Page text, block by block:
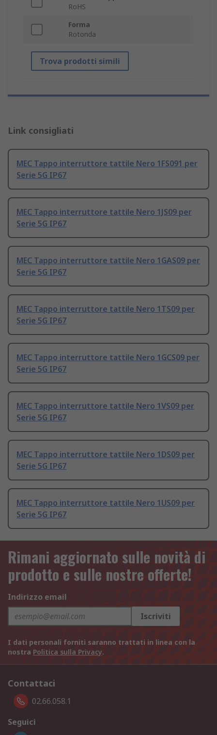
RoHS
Forma
Rotonda
Trova prodotti simili
Link consigliati
MEC Tappo interruttore tattile Nero 1FS091 per
Serie 5G IP67
MEC Tappo interruttore tattile Nero 1JS09 per
Serie 5G IP67
MEC Tappo interruttore tattile Nero 1GAS09 per
Serie 5G IP67
MEC Tappo interruttore tattile Nero 1TS09 per
Serie 5G IP67
MEC Tappo interruttore tattile Nero 1GCS09 per
Serie 5G IP67
MEC Tappo interruttore tattile Nero 1VS09 per
Serie 5G IP67
MEC Tappo interruttore tattile Nero 1DS09 per
Serie 5G IP67
MEC Tappo interruttore tattile Nero 1US09 per
Serie 5G IP67
Rimani aggiornato sulle novità di
prodotto e sulle nostre offerte!
Indirizzo email
Iscriviti
I dati personali forniti saranno trattati in linea con la
nostra Politica sulla Privacy.
Contattaci
02.66.058.1
Seguici